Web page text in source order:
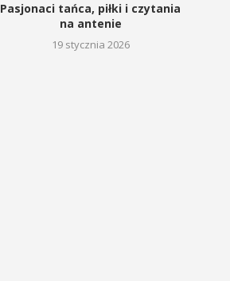
Pasjonaci tańca, piłki i czytania
na antenie
19 stycznia 2026